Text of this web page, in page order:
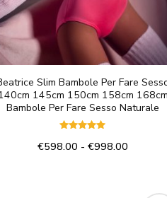
prodotto
Slim Bambole Per Fare
145cm 150cm 158cm 168cm
Bambole Per Fare Sesso Naturale
5.00
€598.00 - €998.00